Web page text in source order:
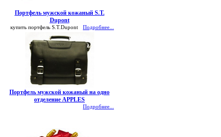
Портфель мужской кожаный S.T.
Dupont
купить портфель S.T.Dupont Подробнее...
Портфель мужской кожаный на одно
отделение APPLES
Подробнее...